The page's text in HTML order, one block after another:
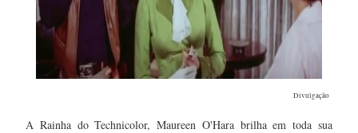
Divulgação
A Rainha do Technicolor, Maureen O'Hara brilha em toda sua